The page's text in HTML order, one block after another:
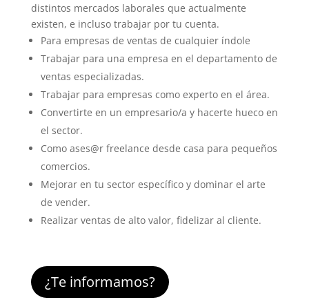
distintos mercados laborales que actualmente
existen, e incluso trabajar por tu cuenta.
Para empresas de ventas de cualquier índole
Trabajar para una empresa en el departamento de
ventas especializadas.
Trabajar para empresas como experto en el área.
Convertirte en un empresario/a y hacerte hueco en
el sector.
Como ases@rfreelance desde casa para pequeños
comercios.
Mejorar en tu sector específico y dominar el arte
de vender.
Realizar ventas de alto valor, fidelizar al cliente.
¿Te informamos?